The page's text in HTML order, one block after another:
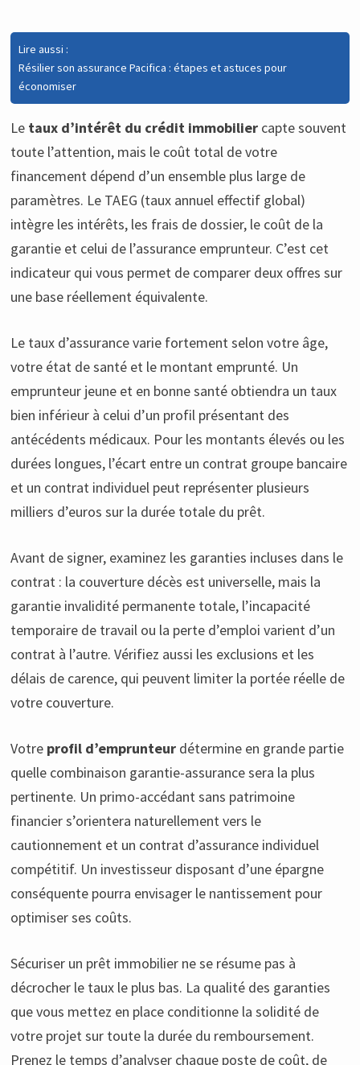
Lire aussi :
Résilier son assurance Pacifica : étapes et astuces pour
économiser
Letaux d’intérêt du crédit immobiliercapte souvent
toute l’attention, mais le coût total de votre
financement dépend d’un ensemble plus large de
paramètres. Le TAEG (taux annuel effectif global)
intègre les intérêts, les frais de dossier, le coût de la
garantie et celui de l’assurance emprunteur. C’est cet
indicateur qui vous permet de comparer deux offres sur
une base réellement équivalente.
Le taux d’assurance varie fortement selon votre âge,
votre état de santé et le montant emprunté. Un
emprunteur jeune et en bonne santé obtiendra un taux
bien inférieur à celui d’un profil présentant des
antécédents médicaux. Pour les montants élevés ou les
durées longues, l’écart entre un contrat groupe bancaire
et un contrat individuel peut représenter plusieurs
milliers d’euros sur la durée totale du prêt.
Avant de signer, examinez les garanties incluses dans le
contrat : la couverture décès est universelle, mais la
garantie invalidité permanente totale, l’incapacité
temporaire de travail ou la perte d’emploi varient d’un
contrat à l’autre. Vérifiez aussi les exclusions et les
délais de carence, qui peuvent limiter la portée réelle de
votre couverture.
Votre profil d’emprunteurdétermine en grande partie
quelle combinaison garantie-assurance sera la plus
pertinente. Un primo-accédant sans patrimoine
financier s’orientera naturellement vers le
cautionnement et un contrat d’assurance individuel
compétitif. Un investisseur disposant d’une épargne
conséquente pourra envisager le nantissement pour
optimiser ses coûts.
Sécuriser un prêt immobilier ne se résume pas à
décrocher le taux le plus bas. La qualité des garanties
que vous mettez en place conditionne la solidité de
votre projet sur toute la durée du remboursement.
Prenez le temps d’analyser chaque poste de coût, de